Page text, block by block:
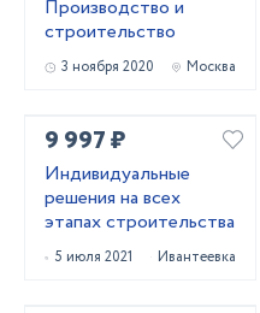
Производство и
строительство
3 ноября 2020 Москва
9 997 ₽
Индивидуальные
решения на всех
этапах строительства
5 июля 2021 Ивантеевка